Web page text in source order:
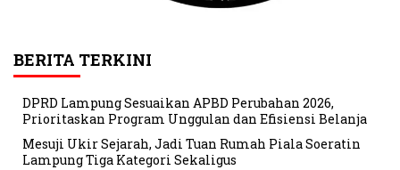
BERITA TERKINI
DPRD Lampung Sesuaikan APBD Perubahan 2026,
Prioritaskan Program Unggulan dan Efisiensi Belanja
Mesuji Ukir Sejarah, Jadi Tuan Rumah Piala Soeratin
Lampung Tiga Kategori Sekaligus